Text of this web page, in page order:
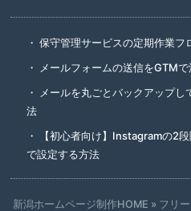
保守管理サービスの定期作業フ
メールフォームの送信をGTM
メールを丸ごとバックアップ
法
【初心者向け】Instagramの2
で設定する方法
新潟ホームページ制作HOME » フリ